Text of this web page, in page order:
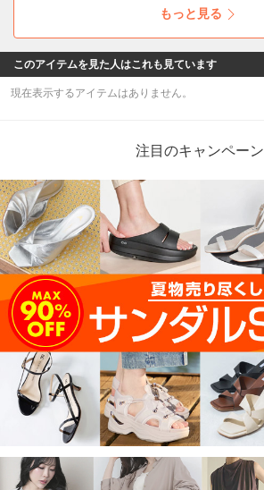
スタメンです。もっと見る
このアイテムを見た人はこれも見ています
現在表示するアイテムはありません。
注目のキャンペーン